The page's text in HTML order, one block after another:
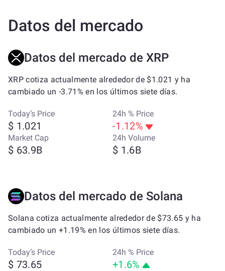
Datos del mercado
Datos del mercado de XRP
XRP cotiza actualmente alrededor de $1.021 y ha
cambiado un -3.71% en los últimos siete días.
Today’s Price
$ 1.021
24h % Price
-1.12%
Market Cap
$ 63.9B
24h Volume
$ 1.6B
Datos del mercado de Solana
Solana cotiza actualmente alrededor de $73.65 y ha
cambiado un +1.19% en los últimos siete días.
Today’s Price
$ 73.65
24h % Price
+1.6%